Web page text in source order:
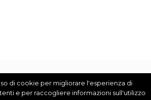
di cookie per migliorare l'esperienza di
e per raccogliere informazioni sull'utilizzo